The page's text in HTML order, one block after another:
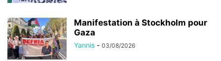
Manifestation à Stockholm pour
Gaza
Yannis - 03/08/2026